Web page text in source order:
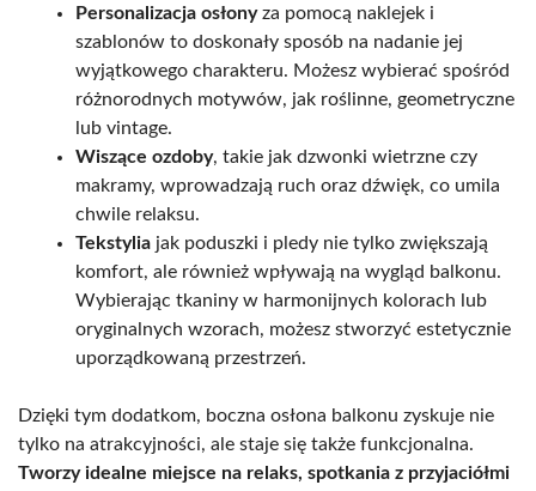
Personalizacja osłonyza pomocą naklejek i
szablonów to doskonały sposób na nadanie jej
wyjątkowego charakteru. Możesz wybierać spośród
różnorodnych motywów, jak roślinne, geometryczne
lub vintage.
Wiszące ozdoby, takie jak dzwonki wietrzne czy
makramy, wprowadzają ruch oraz dźwięk, co umila
chwile relaksu.
Tekstylia jak poduszki i pledy nie tylko zwiększają
komfort, ale również wpływają na wygląd balkonu.
Wybierając tkaniny w harmonijnych kolorach lub
oryginalnych wzorach, możesz stworzyć estetycznie
uporządkowaną przestrzeń.
Dzięki tym dodatkom, boczna osłona balkonu zyskuje nie
tylko na atrakcyjności, ale staje się także funkcjonalna.
Tworzy idealne miejsce na relaks, spotkania z przyjaciółmi